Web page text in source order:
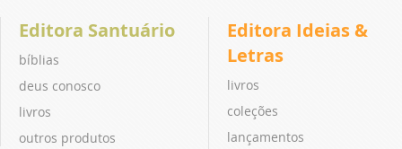
Editora Santuário
bíblias
deus conosco
livros
outros produtos
Editora Ideias &
Letras
livros
coleções
lançamentos